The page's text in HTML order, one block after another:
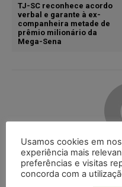
TJ-SC reconhece acordo
verbal e garante à ex-
companheira metade de
prêmio milionário da
Mega-Sena
Usamos cookies em
experiência mais
preferências e visitas
concorda com a